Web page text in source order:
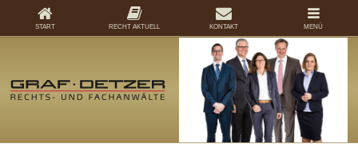
START RECHT AKTUELL KONTAKT MENÜ